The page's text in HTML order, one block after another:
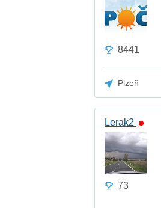
8441
Plzeň
Lerak2
73